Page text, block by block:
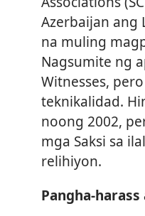
Azerbaijan ang
na muling
Nagsumite ng
Witnesses,
teknikalidad.
noong 2002,
mga Saksi sa
relihiyon.
Pangha-